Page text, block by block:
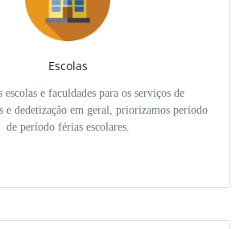
Escolas
escolas e faculdades para os serviços de
e dedetização em geral, priorizamos período
de período férias escolares.